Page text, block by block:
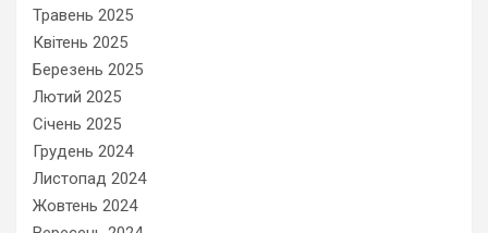
Травень 2025
Квітень 2025
Березень 2025
Лютий 2025
Січень 2025
Грудень 2024
Листопад 2024
Жовтень 2024